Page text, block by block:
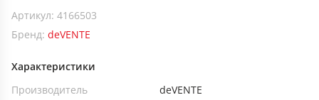
Артикул: 4166503
Бренд: deVENTE
Характеристики
Производитель
deVENTE